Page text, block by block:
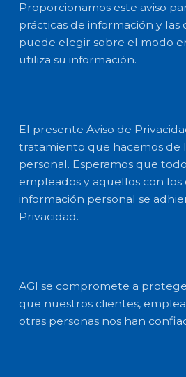
Proporcionamos este aviso
prácticas de información y las
puede elegir sobre el modo
utiliza su información.
El presente Aviso de
tratamiento que hacemos de
personal. Esperamos que
empleados y aquellos con
información personal se
Privacidad.
AGI se compromete a
que nuestros clientes,
otras personas nos han